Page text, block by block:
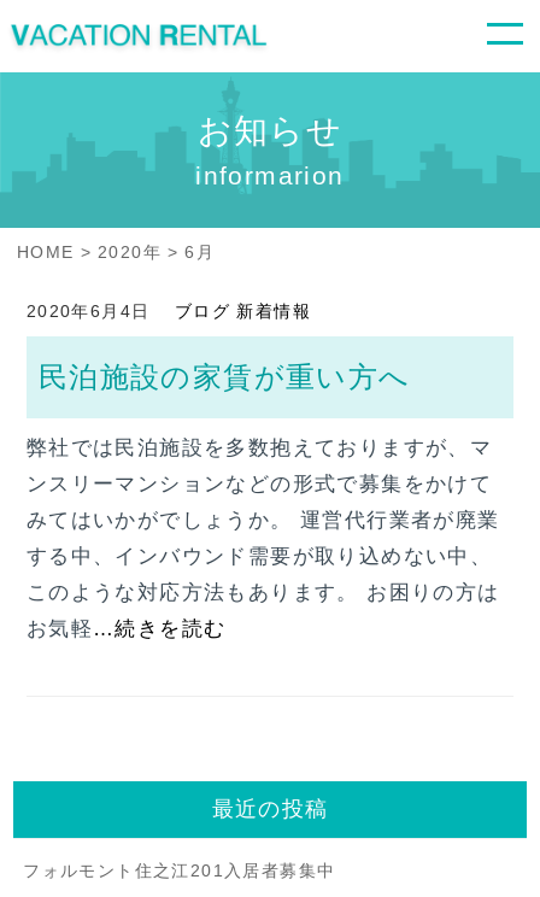
お知らせ
informarion
HOME 2020年 6 月
2020年6月4日 ブログ 新着情報
民泊施設の家賃が重い方へ
弊社では民泊施設を多数抱えておりますが、マ
ンスリーマンションなどの形式で募集をかけて
みてはいかがでしょうか。 運営代行業者が廃業
する中、インバウンド需要が取り込めない中、
このような対応方法もあります。 お困りの方は
お気軽 …続きを読む
最近の投稿
フォルモント住之江201入居者募集中